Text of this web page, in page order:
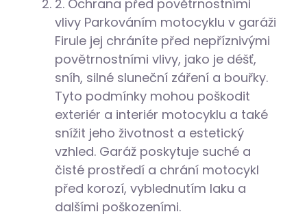
2. Ochrana před povětrnostními
vlivy Parkováním motocyklu v garáži
Firule jej chráníte před nepříznivými
povětrnostními vlivy, jako je déšť,
sníh, silné sluneční záření a bouřky.
Tyto podmínky mohou poškodit
exteriér a interiér motocyklu a také
snížit jeho životnost a estetický
vzhled. Garáž poskytuje suché a
čisté prostředí a chrání motocykl
před korozí, vyblednutím laku a
dalšími poškozeními.